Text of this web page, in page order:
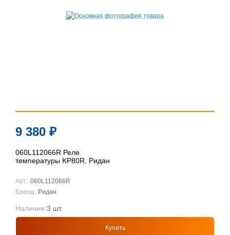
9 380 ₽
060L112066R Реле
температуры KP80R, Ридан
Арт: 060L112066R
Бренд: Ридан
Купить
Наличие:3 шт.